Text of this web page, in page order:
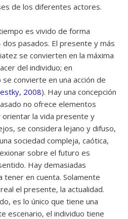
de los diferentes actores.
es vivido de forma
pasados. El presente y más
se convierten en la máxima
del individuo; en
convierte en una acción de
2008). Hay una concepción
no ofrece elementos
la vida presente y
se considera lejano y difuso,
sociedad compleja, caótica,
sobre el futuro es
Hay demasiadas
tener en cuenta. Solamente
el presente, la actualidad.
es lo único que tiene una
escenario, el individuo tiene